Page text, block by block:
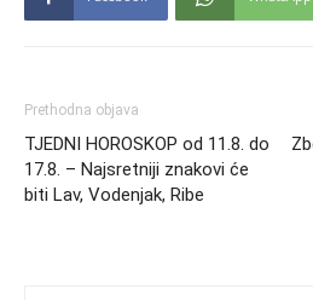
Prethodna objava
TJEDNI HOROSKOP od 11.8. do
17.8. – Najsretniji znakovi će
biti Lav, Vodenjak, Ribe